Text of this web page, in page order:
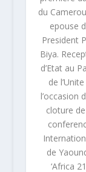
du
epouse
President
Biya.
d’Etat au
de
l’occasion
cloture
de
‘Africa